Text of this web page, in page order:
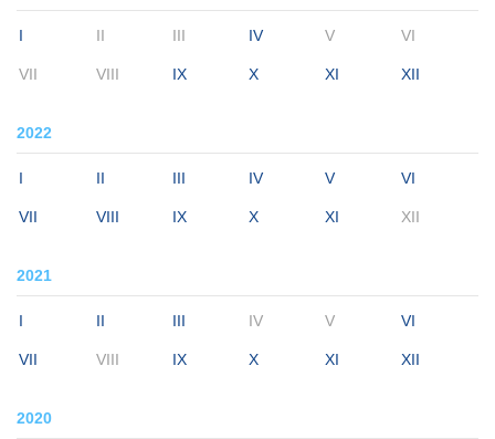
I II III IV V VI
VII VIII IX X XI XII
2022
I II III IV V VI
VII VIII IX X XI XII
2021
I II III IV V VI
VII VIII IX X XI XII
2020